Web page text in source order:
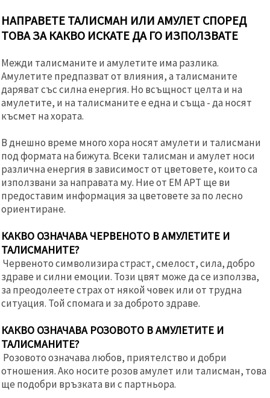
НАПРАВЕТЕ ТАЛИСМАН ИЛИ АМУЛЕТ СПОРЕД
ТОВА ЗА КАКВО ИСКАТЕ ДА ГО ИЗПОЛЗВАТЕ
Межди талисманите и амулетите има разлика.
Амулетите предпазват от влияния, а талисманите
даряват със силна енергия. Но всъщност целта и на
амулетите, и на талисманите е една и съща - да носят
късмет на хората.
В днешно време много хора носят амулети и талисмани
под формата на бижута. Всеки талисман и амулет носи
различна енергия в зависимост от цветовете, които са
използвани за направата му. Ние от ЕМ АРТ ще ви
предоставим информация за цветовете за по лесно
ориентиране.
КАКВО ОЗНАЧАВА ЧЕРВЕНОТО В АМУЛЕТИТЕ И
ТАЛИСМАНИТЕ?
Червеното символизира страст, смелост, сила, добро
здраве и силни емоции. Този цвят може да се използва,
за преодолеете страх от някой човек или от трудна
ситуация. Той спомага и за доброто здраве.
КАКВО ОЗНАЧАВА РОЗОВОТО В АМУЛЕТИТЕ И
ТАЛИСМАНИТЕ?
Розовото означава любов, приятелство и добри
отношения. Ако носите розов амулет или талисман, това
ще подобри връзката ви с партньора.